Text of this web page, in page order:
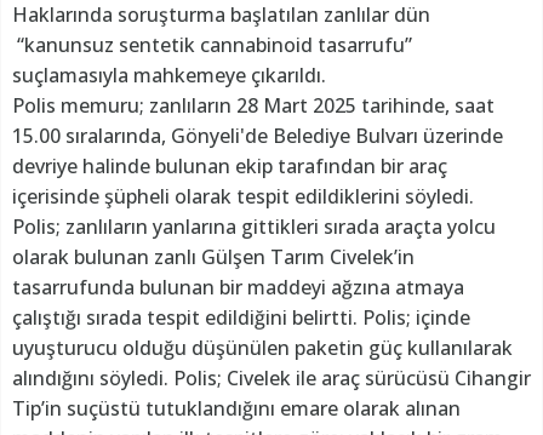
Haklarında soruşturma başlatılan zanlılar dün
“kanunsuz sentetik cannabinoid tasarrufu”
suçlamasıyla mahkemeye çıkarıldı.
Polis memuru; zanlıların 28 Mart 2025 tarihinde, saat
15.00 sıralarında, Gönyeli'de Belediye Bulvarı üzerinde
devriye halinde bulunan ekip tarafından bir araç
içerisinde şüpheli olarak tespit edildiklerini söyledi.
Polis; zanlıların yanlarına gittikleri sırada araçta yolcu
olarak bulunan zanlı Gülşen Tarım Civelek’in
tasarrufunda bulunan bir maddeyi ağzına atmaya
çalıştığı sırada tespit edildiğini belirtti. Polis; içinde
uyuşturucu olduğu düşünülen paketin güç kullanılarak
alındığını söyledi. Polis; Civelek ile araç sürücüsü Cihangir
Tip’in suçüstü tutuklandığını emare olarak alınan